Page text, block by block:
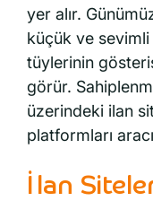
yer alır.
küçük ve sevimli
tüylerinin
görür.
üzerindeki ilan
platformları
İlan